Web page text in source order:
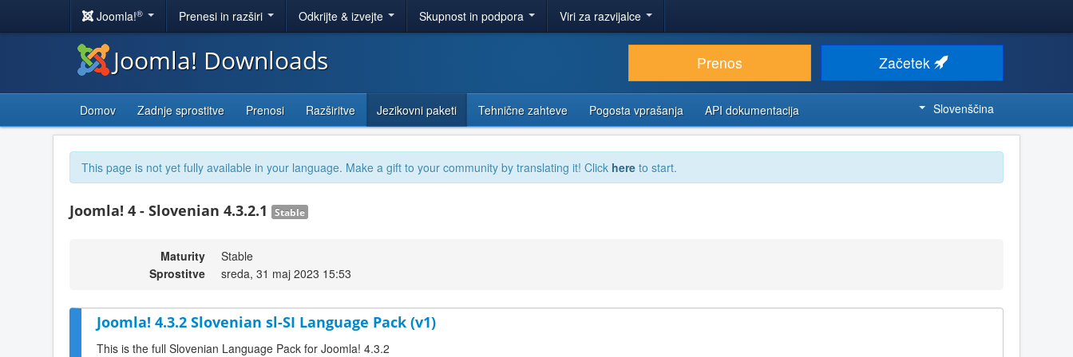
Joomla!® Prenesi in razširi Odkrijte & izvejte Skupnost in podpora Viri za razvijalce
Joomla! Downloads Prenos Začetek
Domov Zadnje sprostitve Prenosi Razširitve Jezikovni paketi Tehnične zahteve Pogosta vprašanja API dokumentacija Slovenščina
This page is not yet fully available in your language. Make a gift to your community by translating it! Click here to start.
Joomla! 4 - Slovenian 4.3.2.1 Stable
Maturity
Stable
Sprostitve
sreda, 31 maj 2023 15:53
Joomla! 4.3.2 Slovenian sl-SI Language Pack (v1)
This is the full Slovenian Language Pack for Joomla! 4.3.2